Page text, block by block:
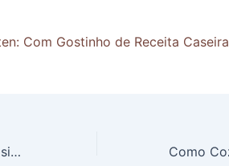
Com Gostinho de Receita Caseira
Omelete de Brócolis: Refeição simples, nutritiva e deliciosa